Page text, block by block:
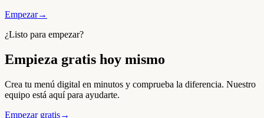
Empezar→
¿Listo para empezar?
Empieza gratis hoy mismo
Crea tu menú digital en minutos y comprueba la diferencia. Nuestro
equipo está aquí para ayudarte.
Empezar gratis→